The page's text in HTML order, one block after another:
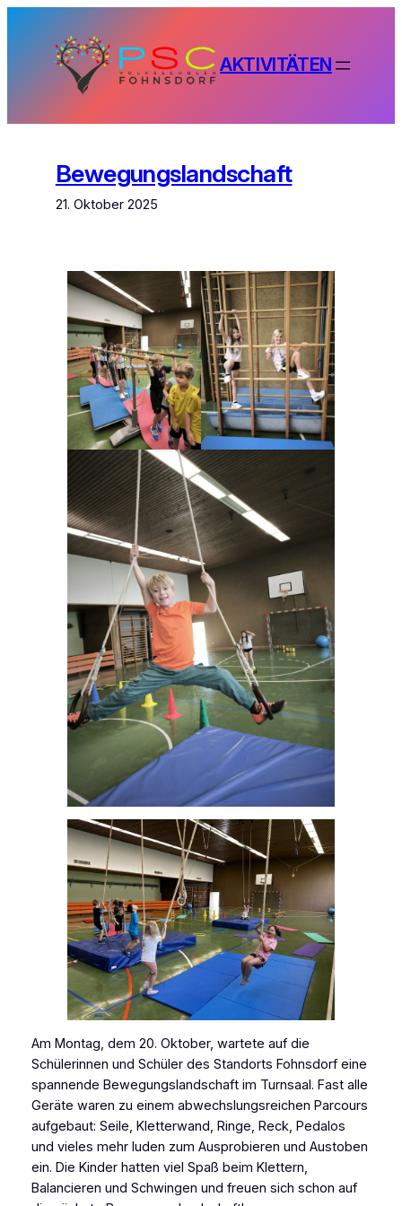
springen
AKTIVITÄTEN
Bewegungslandschaft
21. Oktober 2025
Am Montag, dem 20. Oktober, wartete auf die
Schülerinnen und Schüler des Standorts Fohnsdorf eine
spannende Bewegungslandschaft im Turnsaal. Fast alle
Geräte waren zu einem abwechslungsreichen Parcours
aufgebaut: Seile, Kletterwand, Ringe, Reck, Pedalos
und vieles mehr luden zum Ausprobieren und Austoben
ein. Die Kinder hatten viel Spaß beim Klettern,
Balancieren und Schwingen und freuen sich schon auf